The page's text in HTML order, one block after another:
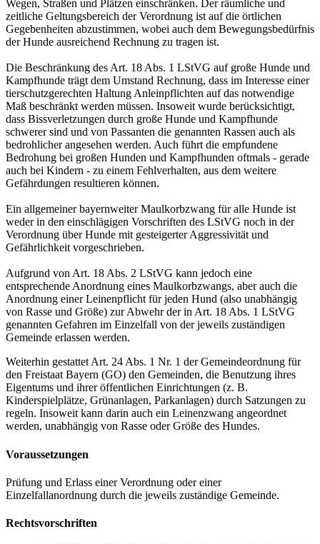
Wegen, Straßen und Plätzen einschränken. Der räumliche und
zeitliche Geltungsbereich der Verordnung ist auf die örtlichen
Gegebenheiten abzustimmen, wobei auch dem Bewegungsbedürfnis
der Hunde ausreichend Rechnung zu tragen ist.
Die Beschränkung des Art. 18 Abs. 1 LStVG auf große Hunde und
Kampfhunde trägt dem Umstand Rechnung, dass im Interesse einer
tierschutzgerechten Haltung Anleinpflichten auf das notwendige
Maß beschränkt werden müssen. Insoweit wurde berücksichtigt,
dass Bissverletzungen durch große Hunde und Kampfhunde
schwerer sind und von Passanten die genannten Rassen auch als
bedrohlicher angesehen werden. Auch führt die empfundene
Bedrohung bei großen Hunden und Kampfhunden oftmals - gerade
auch bei Kindern - zu einem Fehlverhalten, aus dem weitere
Gefährdungen resultieren können.
Ein allgemeiner bayernweiter Maulkorbzwang für alle Hunde ist
weder in den einschlägigen Vorschriften des LStVG noch in der
Verordnung über Hunde mit gesteigerter Aggressivität und
Gefährlichkeit vorgeschrieben.
Aufgrund von Art. 18 Abs. 2 LStVG kann jedoch eine
entsprechende Anordnung eines Maulkorbzwangs, aber auch die
Anordnung einer Leinenpflicht für jeden Hund (also unabhängig
von Rasse und Größe) zur Abwehr der in Art. 18 Abs. 1 LStVG
genannten Gefahren im Einzelfall von der jeweils zuständigen
Gemeinde erlassen werden.
Weiterhin gestattet Art. 24 Abs. 1 Nr. 1 der Gemeindeordnung für
den Freistaat Bayern (GO) den Gemeinden, die Benutzung ihres
Eigentums und ihrer öffentlichen Einrichtungen (z. B.
Kinderspielplätze, Grünanlagen, Parkanlagen) durch Satzungen zu
regeln. Insoweit kann darin auch ein Leinenzwang angeordnet
werden, unabhängig von Rasse oder Größe des Hundes.
Voraussetzungen
Prüfung und Erlass einer Verordnung oder einer
Einzelfallanordnung durch die jeweils zuständige Gemeinde.
Rechtsvorschriften